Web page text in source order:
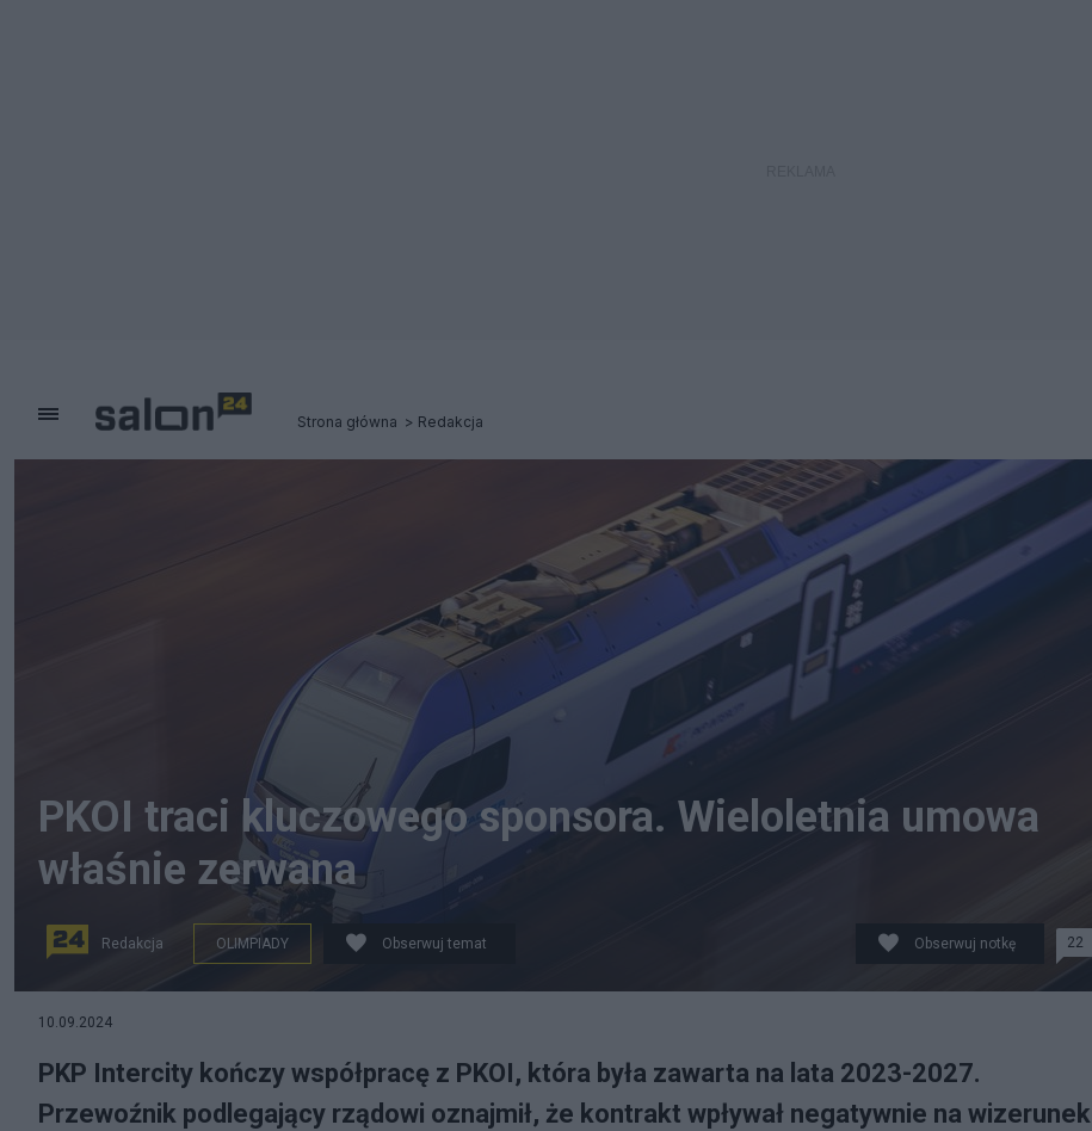
Strona główna Redakcja
PKOI traci kluczowego sponsora. Wieloletnia umowa
właśnie zerwana
Redakcja OLIMPIADY Obserwuj temat Obserwuj notkę 22
10.09.2024
PKP Intercity kończy współpracę z PKOI, która była zawarta na lata 2023-2027.
Przewoźnik podlegający rządowi oznajmił, że kontrakt wpływał negatywnie na wizerunek